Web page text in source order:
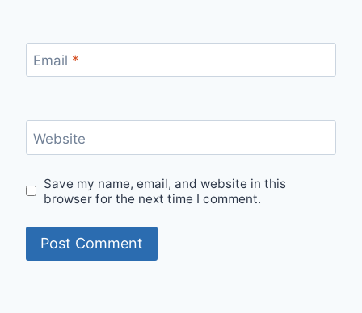
Email *
Website
Save my name, email, and website in this
browser for the next time I comment.